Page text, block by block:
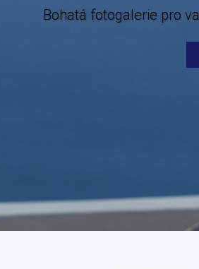
Bohatá fotogalerie pro